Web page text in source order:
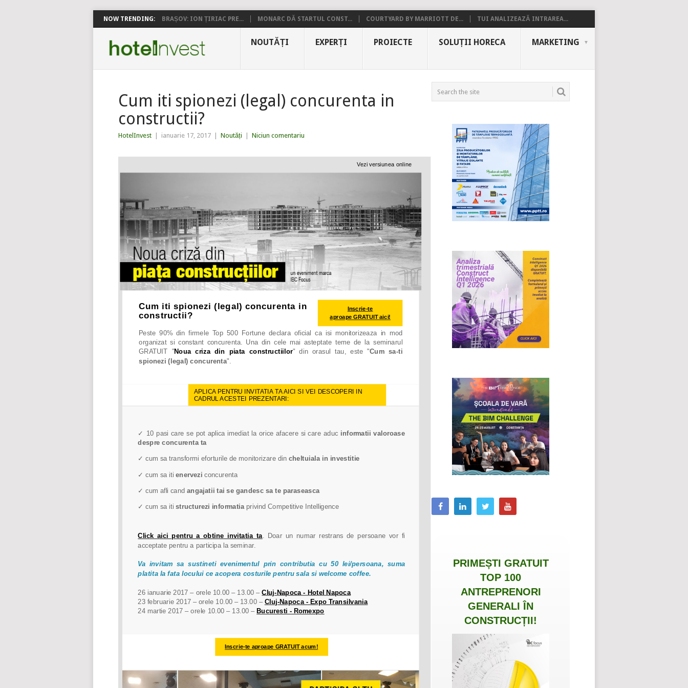
NOW TRENDING: BRAȘOV: ION ȚIRIAC PRE... MONARC DĂ STARTUL CONST... COURTYARD BY MARRIOTT DE... TUI ANALIZEAZĂ INTRAREA...
NOUTĂȚI EXPERȚI PROIECTE SOLUȚII HORECA MARKETING
Cum iti spionezi (legal) concurenta in
constructii?
HotelInvest ianuarie 17, 2017 Noutăți Niciun comentariu
PRIMEȘTI GRATUIT
TOP 100
ANTREPRENORI
GENERALI ÎN
CONSTRUCȚII!